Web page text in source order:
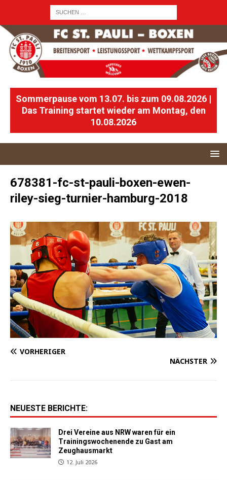
Sommerpause vom 13.07. bis zum 09.08.2026 |
Das Training startet wieder am Montag, den
10.08.2026
678381-fc-st-pauli-boxen-ewen-
riley-sieg-turnier-hamburg-2018
VORHERIGER
NÄCHSTER
NEUESTE BERICHTE:
Drei Vereine aus NRW waren für ein
Trainingswochenende zu Gast am
Zeughausmarkt
12. Juli 2026